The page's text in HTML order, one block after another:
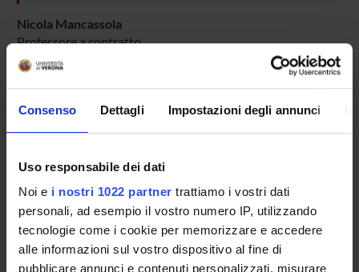
Consenso Dettagli Impostazioni degli annunci
Uso responsabile dei dati
Noi e i nostri 1022 partner trattiamo i vostri dati
personali, ad esempio il vostro numero IP, utilizzando
tecnologie come i cookie per memorizzare e accedere
alle informazioni sul vostro dispositivo al fine di
pubblicare annunci e contenuti personalizzati, misurare
Nicola Mancassola
Professore a contratto
AREE DI RICERCA COINVOLTE DAL PROGETTO
Archeologia del mondo antico e medievale
Scienze dell'antichità